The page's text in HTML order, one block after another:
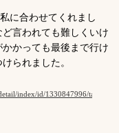
に合わせてくれまし
言われても難しくいけ
かっても最後まで行け
られました。
index/id/1330847996/tab/7/）